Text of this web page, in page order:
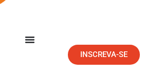
INSCREVA-SE